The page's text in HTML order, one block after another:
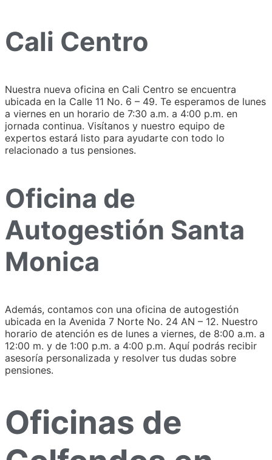
Cali Centro
Nuestra nueva oficina en Cali Centro se encuentra
ubicada en la Calle 11 No. 6 – 49. Te esperamos de lunes
a viernes en un horario de 7:30 a.m. a 4:00 p.m. en
jornada continua. Visítanos y nuestro equipo de
expertos estará listo para ayudarte con todo lo
relacionado a tus pensiones.
Oficina de
Autogestión Santa
Monica
Además, contamos con una oficina de autogestión
ubicada en la Avenida 7 Norte No. 24 AN – 12. Nuestro
horario de atención es de lunes a viernes, de 8:00 a.m. a
12:00 m. y de 1:00 p.m. a 4:00 p.m. Aquí podrás recibir
asesoría personalizada y resolver tus dudas sobre
pensiones.
Oficinas de